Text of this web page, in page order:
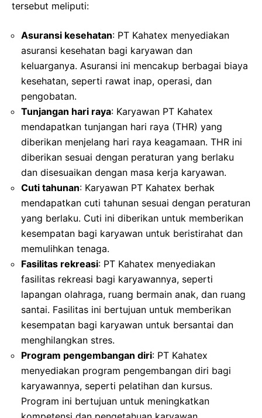
tersebut meliputi:
Asuransi kesehatan: PT Kahatex menyediakan
asuransi kesehatan bagi karyawan dan
keluarganya. Asuransi ini mencakup berbagai biaya
kesehatan, seperti rawat inap, operasi, dan
pengobatan.
Tunjangan hari raya: Karyawan PT Kahatex
mendapatkan tunjangan hari raya (THR) yang
diberikan menjelang hari raya keagamaan. THR ini
diberikan sesuai dengan peraturan yang berlaku
dan disesuaikan dengan masa kerja karyawan.
Cuti tahunan: Karyawan PT Kahatex berhak
mendapatkan cuti tahunan sesuai dengan peraturan
yang berlaku. Cuti ini diberikan untuk memberikan
kesempatan bagi karyawan untuk beristirahat dan
memulihkan tenaga.
Fasilitas rekreasi: PT Kahatex menyediakan
fasilitas rekreasi bagi karyawannya, seperti
lapangan olahraga, ruang bermain anak, dan ruang
santai. Fasilitas ini bertujuan untuk memberikan
kesempatan bagi karyawan untuk bersantai dan
menghilangkan stres.
Program pengembangan diri: PT Kahatex
menyediakan program pengembangan diri bagi
karyawannya, seperti pelatihan dan kursus.
Program ini bertujuan untuk meningkatkan